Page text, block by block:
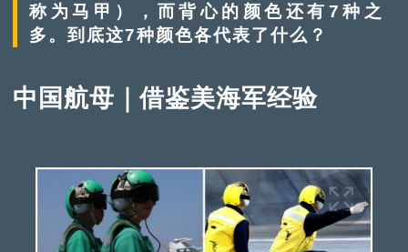
称为马甲），而背心的颜色还有7种之
多。到底这7种颜色各代表了什么？
中国航母｜借鉴美海军经验